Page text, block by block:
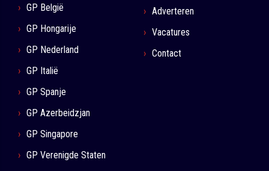
GP België
GP Hongarije
GP Nederland
GP Italië
GP Spanje
GP Azerbeidzjan
GP Singapore
GP Verenigde Staten
Adverteren
Vacatures
Contact